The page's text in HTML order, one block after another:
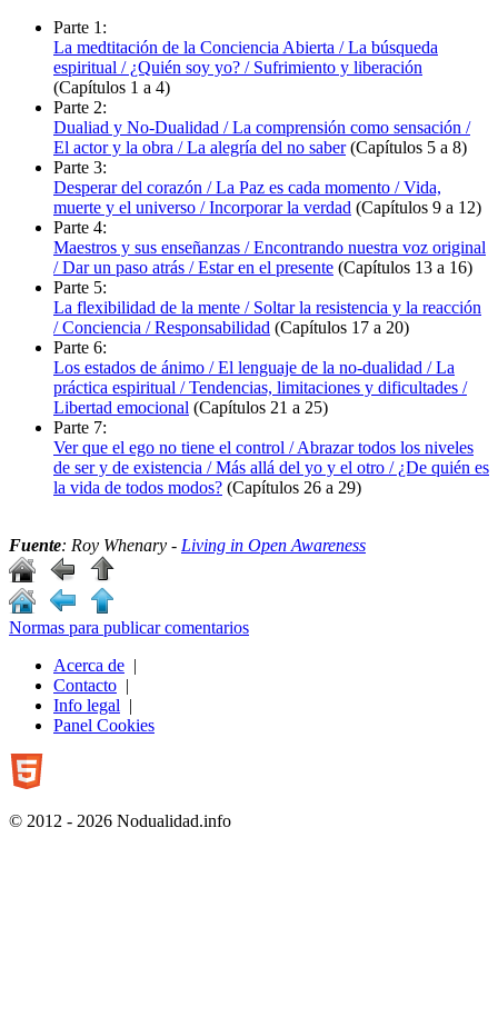
Parte 1:
La medtitación de la Conciencia Abierta / La búsqueda
espiritual / ¿Quién soy yo? / Sufrimiento y liberación
(Capítulos 1 a 4)
Parte 2:
Dualiad y No-Dualidad / La comprensión como sensación /
El actor y la obra / La alegría del no saber (Capítulos 5 a 8)
Parte 3:
Desperar del corazón / La Paz es cada momento / Vida,
muerte y el universo / Incorporar la verdad (Capítulos 9 a 12)
Parte 4:
Maestros y sus enseñanzas / Encontrando nuestra voz original
/ Dar un paso atrás / Estar en el presente (Capítulos 13 a 16)
Parte 5:
La flexibilidad de la mente / Soltar la resistencia y la reacción
/ Conciencia / Responsabilidad (Capítulos 17 a 20)
Parte 6:
Los estados de ánimo / El lenguaje de la no-dualidad / La
práctica espiritual / Tendencias, limitaciones y dificultades /
Libertad emocional (Capítulos 21 a 25)
Parte 7:
Ver que el ego no tiene el control / Abrazar todos los niveles
de ser y de existencia / Más allá del yo y el otro / ¿De quién es
la vida de todos modos? (Capítulos 26 a 29)
Fuente: Roy Whenary - Living in Open Awareness
Normas para publicar comentarios
Acerca de |
Contacto |
Info legal |
Panel Cookies
© 2012 - 2026 Nodualidad.info